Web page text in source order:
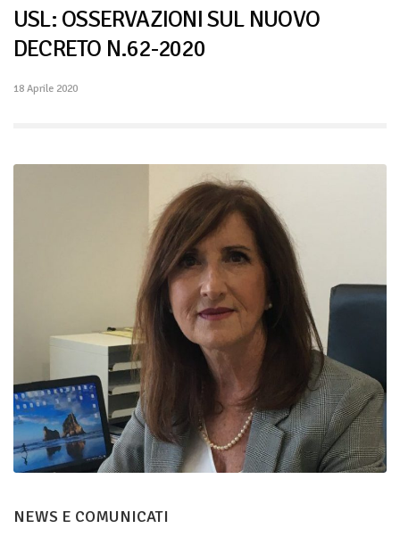
USL: OSSERVAZIONI SUL NUOVO
DECRETO N.62-2020
18 Aprile 2020
NEWS E COMUNICATI